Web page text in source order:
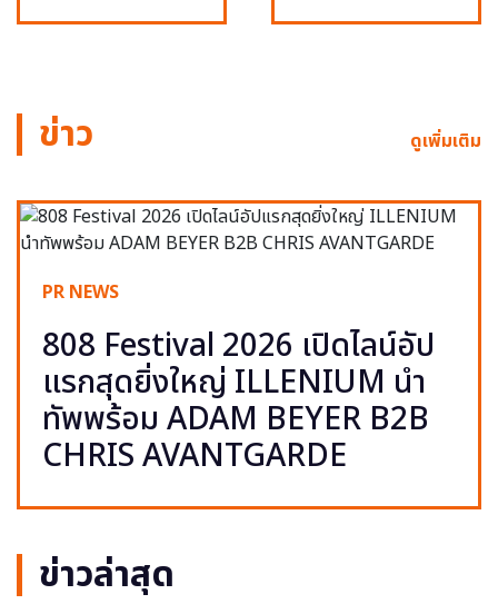
ข่าว ดูเพิ่มเติม
PR NEWS
808 Festival 2026 เปิดไลน์อัป
แรกสุดยิ่งใหญ่ ILLENIUM นำ
ทัพพร้อม ADAM BEYER B2B
CHRIS AVANTGARDE
ข่าวล่าสุด